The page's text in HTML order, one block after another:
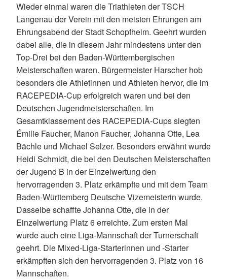
Wieder einmal waren die Triathleten der TSCH
Langenau der Verein mit den meisten Ehrungen am
Ehrungsabend der Stadt Schopfheim. Geehrt wurden
dabei alle, die in diesem Jahr mindestens unter den
Top-Drei bei den Baden-Württembergischen
Meisterschaften waren. Bürgermeister Harscher hob
besonders die Athletinnen und Athleten hervor, die im
RACEPEDIA-Cup erfolgreich waren und bei den
Deutschen Jugendmeisterschaften. Im
Gesamtklassement des RACEPEDIA-Cups siegten
Émilie Faucher, Manon Faucher, Johanna Otte, Lea
Bächle und Michael Selzer. Besonders erwähnt wurde
Heidi Schmidt, die bei den Deutschen Meisterschaften
der Jugend B in der Einzelwertung den
hervorragenden 3. Platz erkämpfte und mit dem Team
Baden-Württemberg Deutsche Vizemeisterin wurde.
Dasselbe schaffte Johanna Otte, die in der
Einzelwertung Platz 6 erreichte. Zum ersten Mal
wurde auch eine Liga-Mannschaft der Turnerschaft
geehrt. Die Mixed-Liga-Starterinnen und -Starter
erkämpften sich den hervorragenden 3. Platz von 16
Mannschaften.